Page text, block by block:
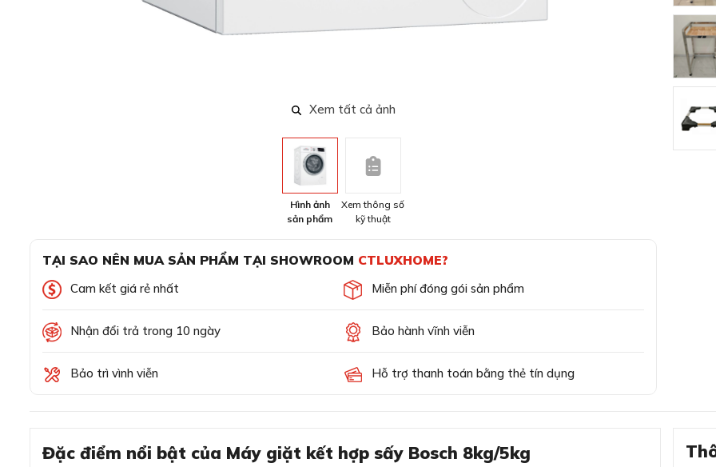
Xem tất cả ảnh
Hình ảnh
sản phẩm
Xem thông số
kỹ thuật
TẠI SAO NÊN MUA SẢN PHẨM TẠI SHOWROOM CTLUXHOME?
Cam kết giá rẻ nhất Miễn phí đóng gói sản phẩm
Nhận đổi trả trong 10 ngày Bảo hành vĩnh viễn
Bảo trì vình viễn Hỗ trợ thanh toán bằng thẻ tín dụng
Đặc điểm nổi bật của Máy giặt kết hợp sấy Bosch 8kg/5kg